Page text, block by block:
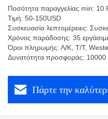
Ποσότητα παραγγελίας min: 10
Τιμή: 50-150USD
Συσκευασία λεπτομέρειες:
Χρόνος παράδοσης: 35
Όροι πληρωμής: Λ/Κ, Τ/Τ,
Δυνατότητα προσφοράς: 10000
Πάρτε την